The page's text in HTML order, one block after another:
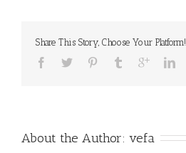
Share This Story, Choose Your Platform!
About the Author: vefa